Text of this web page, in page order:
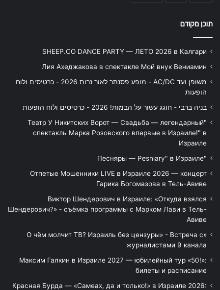
תוכן מקודם
SHEEP.CO DANCE PARTY — ЛЕТО 2026 в Калгари
Лия Ахеджакова в спектакле Мой внук Вениамин
משופן ועד AC/DC - מופע פסנתר לאור נרות 2026 - כרטיסים ולוח
הופעות
בניה ברבי - חוגג עשור על הבמות! 2026 - כרטיסים ולוח הופעות
"Театр У Никитских Ворот — Свадьба — легендарный
спектакль Марка Розовского впервые в Израиле!" в
Израиле
"Песняры — Pesniary" в Израиле
Отпетые Мошенники LIVE в Израиле 2026 — концерт
Гарика Богомазова в Тель-Авиве
Виктор Шендерович в Израиле: «Откуда взялся
Шендерович?» - съёмка программы с Марком Лави в Тель-
Авиве
«О чём молчит ТВ? Израиль без цензуры» - Встреча с
журналистами 9 канала
Максим Галкин в Израиле 2027 — юбилейный тур «50!»:
билеты и расписание
Красная Бурда — «Самеах, да и только!» в Израиле 2026: